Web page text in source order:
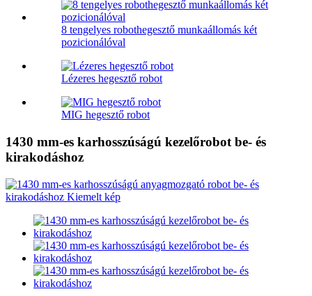
8 tengelyes robothegesztő munkaállomás két
pozicionálóval
Lézeres hegesztő robot
MIG hegesztő robot
1430 mm-es karhosszúságú kezelőrobot be- és
kirakodáshoz